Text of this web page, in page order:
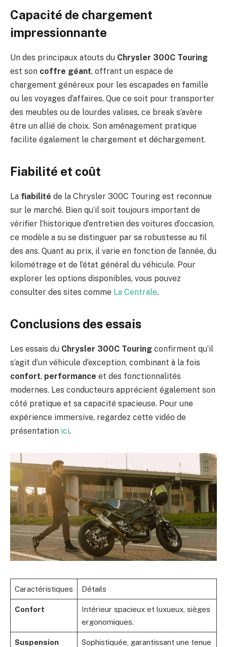
Capacité de chargement
impressionnante
Un des principaux atouts du Chrysler 300C Touring
est son coffre géant, offrant un espace de
chargement généreux pour les escapades en famille
ou les voyages d’affaires. Que ce soit pour transporter
des meubles ou de lourdes valises, ce break s’avère
être un allié de choix. Son aménagement pratique
facilite également le chargement et déchargement.
Fiabilité et coût
La fiabilité de la Chrysler 300C Touring est reconnue
sur le marché. Bien qu’il soit toujours important de
vérifier l’historique d’entretien des voitures d’occasion,
ce modèle a su se distinguer par sa robustesse au fil
des ans. Quant au prix, il varie en fonction de l’année, du
kilométrage et de l’état général du véhicule. Pour
explorer les options disponibles, vous pouvez
consulter des sites comme La Centrale.
Conclusions des essais
Les essais du Chrysler 300C Touring confirment qu’il
s’agit d’un véhicule d’exception, combinant à la fois
confort, performance et des fonctionnalités
modernes. Les conducteurs apprécient également son
côté pratique et sa capacité spacieuse. Pour une
expérience immersive, regardez cette vidéo de
présentation ici.
Caractéristiques Détails
Confort
Intérieur spacieux et luxueux, sièges
ergonomiques.
Suspension Sophistiquée, garantissant une tenue